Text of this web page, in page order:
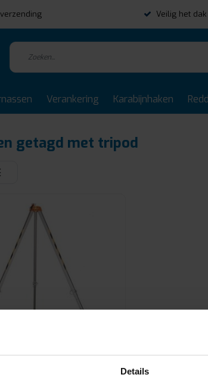
Details
Veilig het
Verankering Karabijnhaken
getagd met tripod